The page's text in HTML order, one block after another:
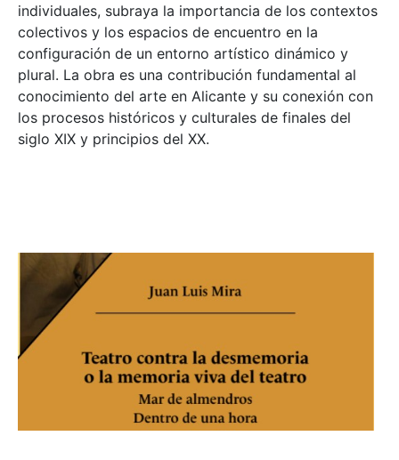
individuales, subraya la importancia de los contextos
colectivos y los espacios de encuentro en la
configuración de un entorno artístico dinámico y
plural. La obra es una contribución fundamental al
conocimiento del arte en Alicante y su conexión con
los procesos históricos y culturales de finales del
siglo XIX y principios del XX.